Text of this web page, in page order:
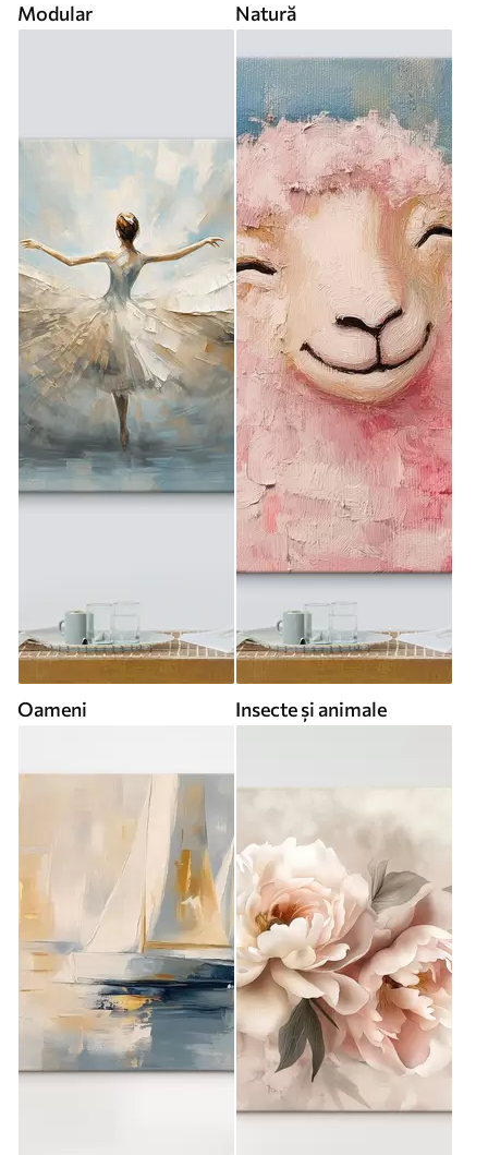
Modular Natură
Oameni Insecte și animale